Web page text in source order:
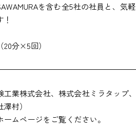
を含む全5社の社員と、気軽
分×5回）
業株式会社、株式会社ミラタップ、
村）
ムページをご覧ください。